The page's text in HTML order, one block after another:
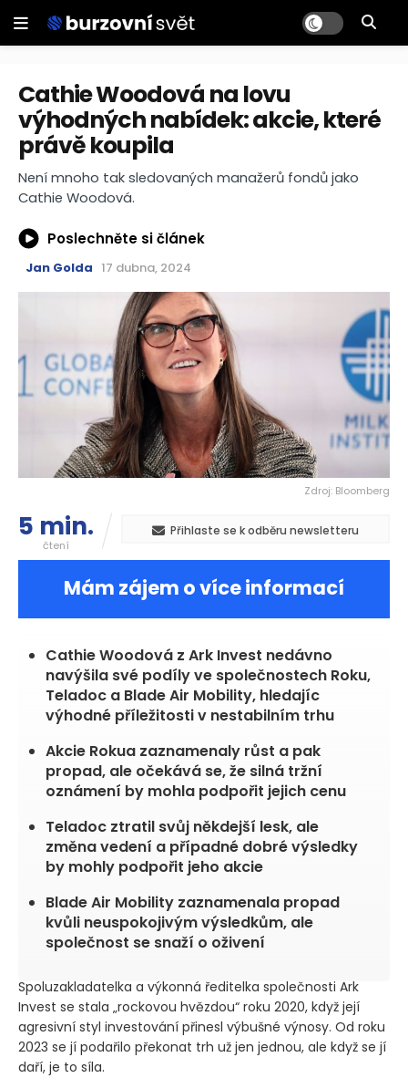
Cathie Woodová na lovu
výhodných nabídek: akcie, které
právě koupila
Není mnoho tak sledovaných manažerů fondů jako
Cathie Woodová.
Poslechněte si článek
Jan Golda 17 dubna, 2024
Zdroj: Bloomberg
5 min.
čtení
Přihlaste se k odběru newsletteru
Mám zájem o více informací
Cathie Woodová z Ark Invest nedávno
navýšila své podíly ve společnostech Roku,
Teladoc a Blade Air Mobility, hledajíc
výhodné příležitosti v nestabilním trhu
Akcie Rokua zaznamenaly růst a pak
propad, ale očekává se, že silná tržní
oznámení by mohla podpořit jejich cenu
Teladoc ztratil svůj někdejší lesk, ale
změna vedení a případné dobré výsledky
by mohly podpořit jeho akcie
Blade Air Mobility zaznamenala propad
kvůli neuspokojivým výsledkům, ale
společnost se snaží o oživení
Spoluzakladatelka a výkonná ředitelka společnosti Ark
Invest se stala „rockovou hvězdou“ roku 2020, když její
agresivní styl investování přinesl výbušné výnosy. Od roku
2023 se jí podařilo překonat trh už jen jednou, ale když se jí
daří, je to síla.